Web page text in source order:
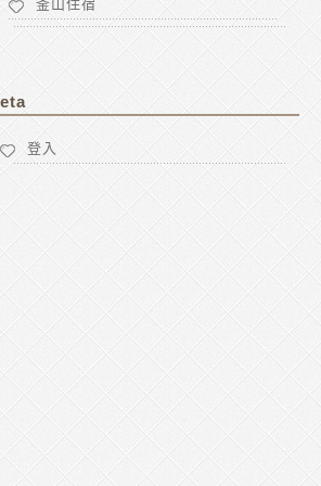
釜山住宿
登入